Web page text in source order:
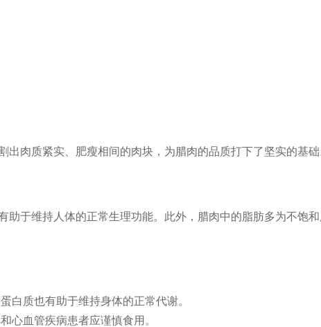
肉质紧实、肥瘦相间的肉块，为腊肉的品质打下了坚实的基
于维持人体的正常生理功能。此外，腊肉中的脂肪多为不饱
白质也有助于维持身体的正常代谢。
心血管疾病患者应谨慎食用。